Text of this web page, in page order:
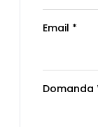
Email *
Domanda